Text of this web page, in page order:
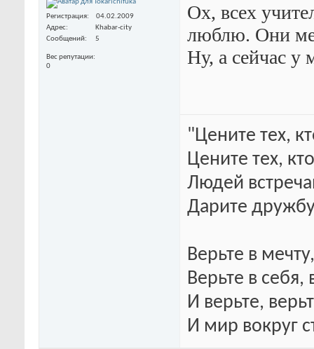
Регистрация
04.02.2009
Адрес
Khabar-city
Сообщений
5
Вес репутации
0
Ох, всех
люблю. Они
Ну, а сейчас у
"Цените тех,
Цените тех,
Людей
Дарите
Верьте в
Верьте в себя,
И верьте,
И мир вокруг